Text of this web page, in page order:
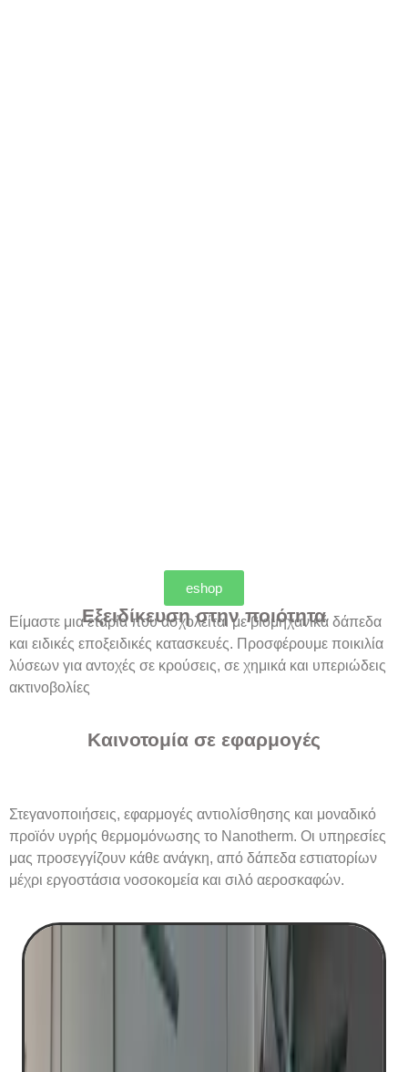
eshop
Eξειδίκευση στην ποιότητα
Είμαστε μια εταρία που ασχολείται με βιομηχανικά δάπεδα
και ειδικές εποξειδικές κατασκευές. Προσφέρουμε ποικιλία
λύσεων για αντοχές σε κρούσεις, σε χημικά και υπεριώδεις
ακτινοβολίες
Καινοτομία σε εφαρμογές
Στεγανοποιήσεις, εφαρμογές αντιολίσθησης και μοναδικό
προϊόν υγρής θερμομόνωσης το Nanotherm. Οι υπηρεσίες
μας προσεγγίζουν κάθε ανάγκη, από δάπεδα εστιατορίων
μέχρι εργοστάσια νοσοκομεία και σιλό αεροσκαφών.